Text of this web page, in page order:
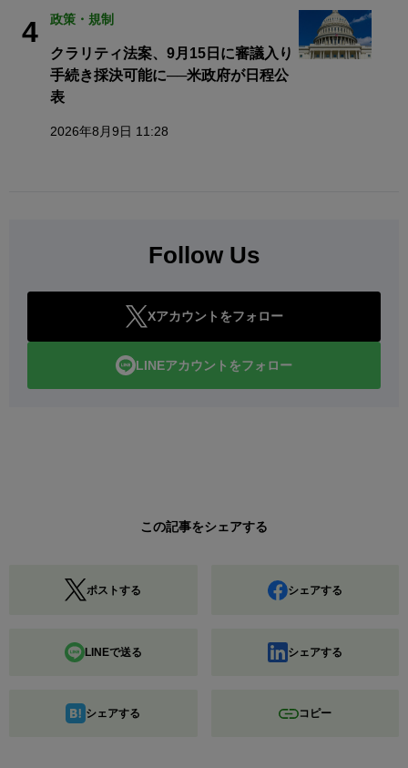
4 政策・規制
クラリティ法案、9月15日に審議入り
手続き採決可能に──米政府が日程公
表
2026年8月9日 11:28
Follow Us
Xアカウントをフォロー
LINEアカウントをフォロー
この記事をシェアする
ポストする シェアする
LINEで送る シェアする
シェアする コピー